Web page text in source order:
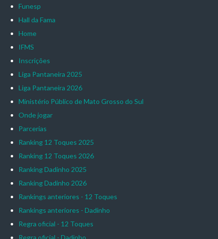
Funesp
Hall da Fama
Home
IFMS
Inscrições
Liga Pantaneira 2025
Liga Pantaneira 2026
Ministério Público de Mato Grosso do Sul
Onde jogar
Parcerias
Ranking 12 Toques 2025
Ranking 12 Toques 2026
Ranking Dadinho 2025
Ranking Dadinho 2026
Rankings anteriores - 12 Toques
Rankings anteriores - Dadinho
Regra oficial - 12 Toques
Regra oficial - Dadinho